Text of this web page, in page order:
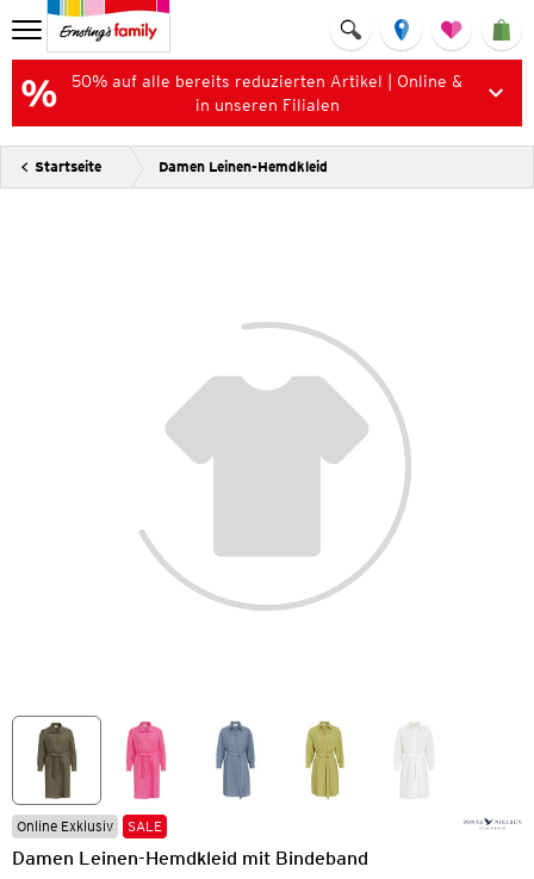
50% auf alle bereits reduzierten Artikel | Online &
in unseren Filialen
Startseite Damen Leinen-Hemdkleid
Online Exklusiv SALE
Damen Leinen-Hemdkleid mit Bindeband